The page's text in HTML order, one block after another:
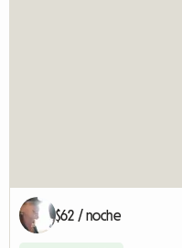
$62 / noche